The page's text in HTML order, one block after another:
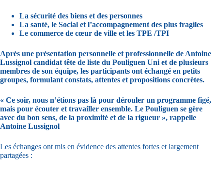
La sécurité des biens et des personnes
La santé, le Social et l’accompagnement des plus fragiles
Le commerce de cœur de ville et les TPE /TPI
Après une présentation personnelle et professionnelle de Antoine
Lussignol candidat tête de liste du Pouliguen Uni et de plusieurs
membres de son équipe, les participants ont échangé en petits
groupes, formulant constats, attentes et propositions concrètes.
« Ce soir, nous n’étions pas là pour dérouler un programme figé,
mais pour écouter et travailler ensemble. Le Pouliguen se gère
avec du bon sens, de la proximité et de la rigueur », rappelle
Antoine Lussignol
Les échanges ont mis en évidence des attentes fortes et largement
partagées :